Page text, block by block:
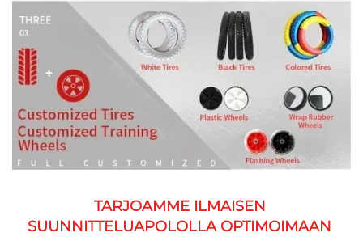
TARJOAMME ILMAISEN
SUUNNITTELUAPOLOLLA OPTIMOIMAAN